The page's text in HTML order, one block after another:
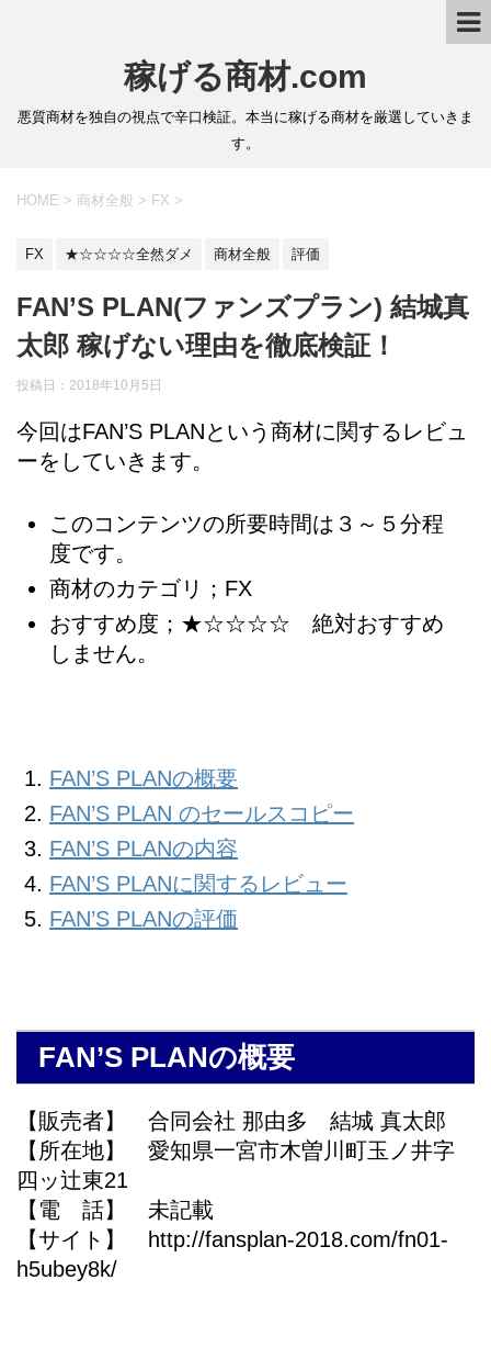
稼げる商材.com
悪質商材を独自の視点で辛口検証。本当に稼げる商材を厳選していきま
す。
HOME > 商材全般 > FX >
FX ★☆☆☆☆全然ダメ 商材全般 評価
FAN’S PLAN(ファンズプラン) 結城真
太郎 稼げない理由を徹底検証！
投稿日：2018年10月5日
今回はFAN’S PLANという商材に関するレビュ
ーをしていきます。
このコンテンツの所要時間は３～５分程
度です。
商材のカテゴリ；FX
おすすめ度；★☆☆☆☆ 絶対おすすめ
しません。
FAN’S PLANの概要
FAN’S PLAN のセールスコピー
FAN’S PLANの内容
FAN’S PLANに関するレビュー
FAN’S PLANの評価
FAN’S PLANの概要
【販売者】 合同会社 那由多 結城 真太郎
【所在地】 愛知県一宮市木曽川町玉ノ井字
四ッ辻東21
【電 話】 未記載
【サイト】 http://fansplan-2018.com/fn01-
h5ubey8k/